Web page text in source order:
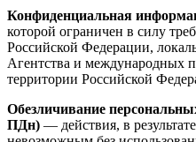
Конфиденциальная
которой ограничен в силу
Российской Федерации,
Агентства и международных
территории Российской
Обезличивание
ПДн) — действия, в